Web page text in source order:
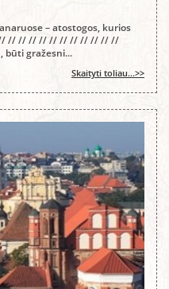
– atostogos, kurios
// // // // // // // // // // // //
būti gražesni...
Skaityti toliau...>>